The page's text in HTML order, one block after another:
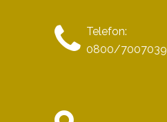
Telefon:
0800/7007039